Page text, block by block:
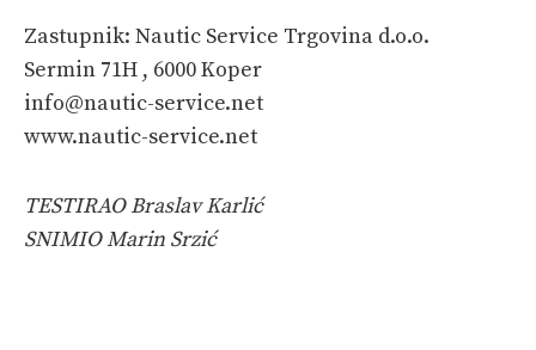
Zastupnik: Nautic Service Trgovina d.o.o.
Sermin 71H , 6000 Koper
info@nautic-service.net
www.nautic-service.net
TESTIRAO Braslav Karlić
SNIMIO Marin Srzić